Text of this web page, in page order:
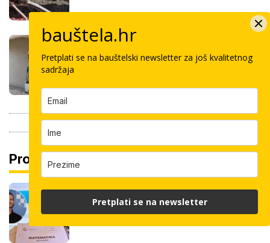
Robotski stroj za žbukanje: Za 8 sati
odradi i do 400 kvadrata, a prate ga
Pročitaj još
Na maturi ostvarili 100 posto iz
potpuno različitih predmeta: Stižu iz
iste škole, a evo gdje nastavljaju
bauštela.hr
Pretplati se na bauštelski newsletter za još kvalitetnog
sadržaja
Pretplati se na newsletter